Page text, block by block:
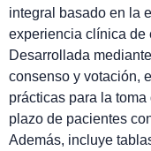
integral basado en la
experiencia clínica de
Desarrollada
consenso y votación,
prácticas para la
plazo de pacientes
Además, incluye